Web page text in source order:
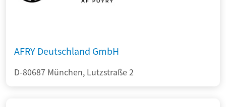
AFRY Deutschland GmbH
D-80687 München, Lutzstraße 2